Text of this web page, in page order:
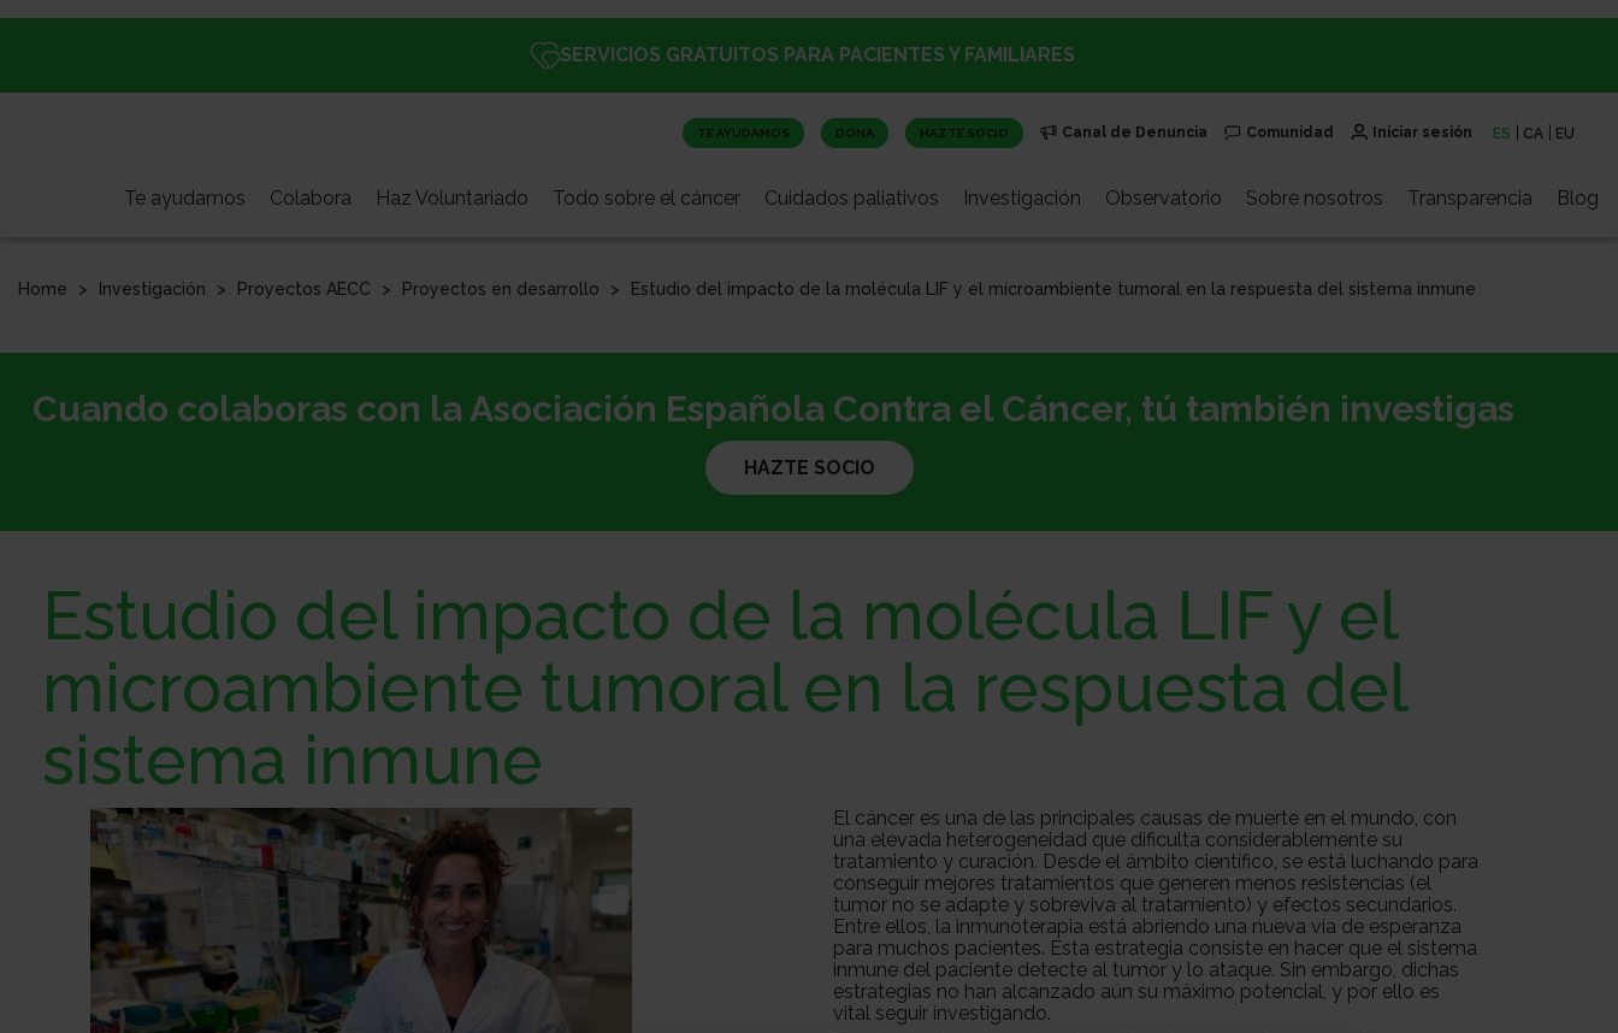
contenido
SERVICIOS GRATUITOS PARA PACIENTES Y FAMILIARES
TE AYUDAMOS DONA HAZTE SOCIO Canal de Denuncia Comunidad Iniciar sesión ES CA EU
Te ayudamos Colabora Haz Voluntariado Todo sobre el cáncer Cuidados paliativos Investigación Observatorio Sobre nosotros Transparencia Blog
Home Investigación Proyectos AECC Proyectos en desarrollo Estudio del impacto de la molécula LIF y el microambiente tumoral en la respuesta del sistema inmune
Cuando colaboras con la Asociación Española Contra el Cáncer, tú también investigas
HAZTE SOCIO
Estudio del impacto de la molécula LIF y el
microambiente tumoral en la respuesta del
sistema inmune
El cáncer es una de las principales causas de muerte en el mundo, con
una elevada heterogeneidad que dificulta considerablemente su
tratamiento y curación. Desde el ámbito científico, se está luchando para
conseguir mejores tratamientos que generen menos resistencias (el
tumor no se adapte y sobreviva al tratamiento) y efectos secundarios.
Entre ellos, la inmunoterapia está abriendo una nueva vía de esperanza
para muchos pacientes. Esta estrategia consiste en hacer que el sistema
inmune del paciente detecte al tumor y lo ataque. Sin embargo, dichas
estrategias no han alcanzado aún su máximo potencial, y por ello es
vital seguir investigando.